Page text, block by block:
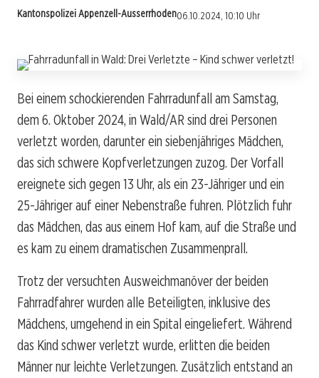
Kantonspolizei Appenzell-Ausserrhoden06.10.2024, 10:10 Uhr
Bei einem schockierenden Fahrradunfall am Samstag,
dem 6. Oktober 2024, in Wald/AR sind drei Personen
verletzt worden, darunter ein siebenjähriges Mädchen,
das sich schwere Kopfverletzungen zuzog. Der Vorfall
ereignete sich gegen 13 Uhr, als ein 23-Jähriger und ein
25-Jähriger auf einer Nebenstraße fuhren. Plötzlich fuhr
das Mädchen, das aus einem Hof kam, auf die Straße und
es kam zu einem dramatischen Zusammenprall.
Trotz der versuchten Ausweichmanöver der beiden
Fahrradfahrer wurden alle Beteiligten, inklusive des
Mädchens, umgehend in ein Spital eingeliefert. Während
das Kind schwer verletzt wurde, erlitten die beiden
Männer nur leichte Verletzungen. Zusätzlich entstand an